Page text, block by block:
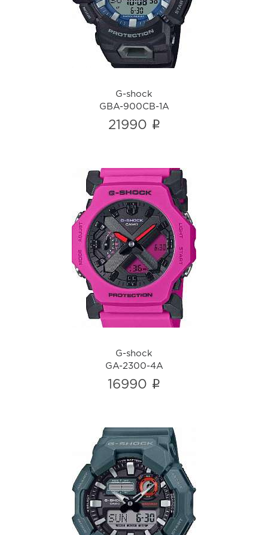
i
G-shock
GBA-900CB-1A
21990 i
G-shock
GA-2300-4A
i
G-shock
GA-2300-4A
16990 i
G-shock
GA-010-2A
i